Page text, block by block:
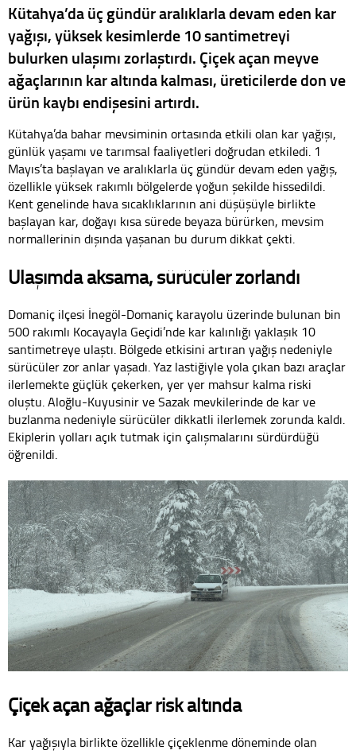
Kütahya’da üç gündür aralıklarla devam eden kar
yağışı, yüksek kesimlerde 10 santimetreyi
bulurken ulaşımı zorlaştırdı. Çiçek açan meyve
ağaçlarının kar altında kalması, üreticilerde don ve
ürün kaybı endişesini artırdı.
Kütahya’da bahar mevsiminin ortasında etkili olan kar yağışı,
günlük yaşamı ve tarımsal faaliyetleri doğrudan etkiledi. 1
Mayıs’ta başlayan ve aralıklarla üç gündür devam eden yağış,
özellikle yüksek rakımlı bölgelerde yoğun şekilde hissedildi.
Kent genelinde hava sıcaklıklarının ani düşüşüyle birlikte
başlayan kar, doğayı kısa sürede beyaza bürürken, mevsim
normallerinin dışında yaşanan bu durum dikkat çekti.
Ulaşımda aksama, sürücüler zorlandı
Domaniç ilçesi İnegöl-Domaniç karayolu üzerinde bulunan bin
500 rakımlı Kocayayla Geçidi’nde kar kalınlığı yaklaşık 10
santimetreye ulaştı. Bölgede etkisini artıran yağış nedeniyle
sürücüler zor anlar yaşadı. Yaz lastiğiyle yola çıkan bazı araçlar
ilerlemekte güçlük çekerken, yer yer mahsur kalma riski
oluştu. Aloğlu-Kuyusinir ve Sazak mevkilerinde de kar ve
buzlanma nedeniyle sürücüler dikkatli ilerlemek zorunda kaldı.
Ekiplerin yolları açık tutmak için çalışmalarını sürdürdüğü
öğrenildi.
Çiçek açan ağaçlar risk altında
Kar yağışıyla birlikte özellikle çiçeklenme döneminde olan